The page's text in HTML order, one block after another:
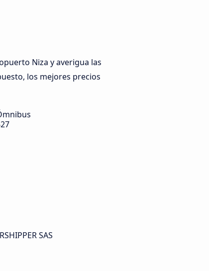
Niza y averigua las
los mejores precios
SAS